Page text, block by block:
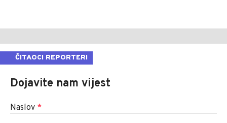
ČITAOCI REPORTERI
Dojavite nam vijest
Naslov *